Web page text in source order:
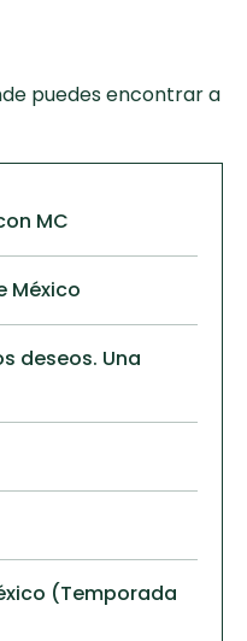
puedes encontrar a
MC
México
deseos. Una
(Temporada